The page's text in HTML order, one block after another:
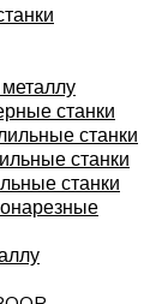
станки
станки
станки
станки